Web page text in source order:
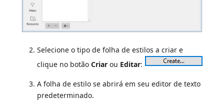
Selecione o tipo de folha de estilos a criar e
clique no botãoCriar ou Editar:
A folha de estilo se abrirá em seu editor de texto
predeterminado.